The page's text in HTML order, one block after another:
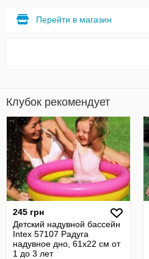
Перейти в магазин
Клубок рекомендует
245 грн
Детский надувной бассейн
Intex 57107 Радуга
надувное дно, 61х22 см от
1 до 3 лет